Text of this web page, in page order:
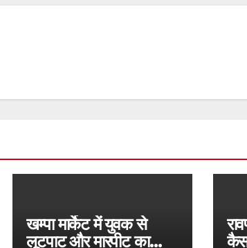
खम्पा मार्केट में युवक से
लूटपाट और मारपीट का